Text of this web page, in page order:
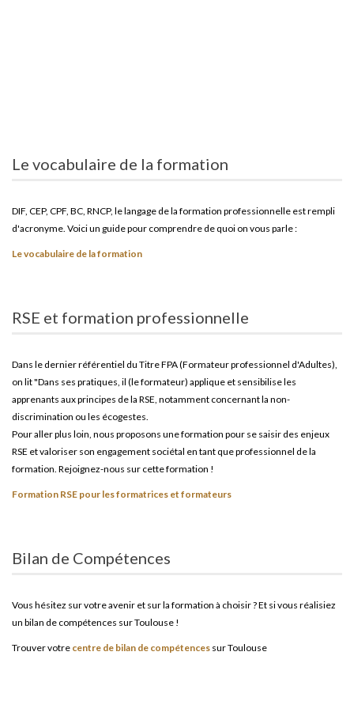
Le vocabulaire de la formation
DIF, CEP, CPF, BC, RNCP, le langage de la formation professionnelle est rempli
d'acronyme. Voici un guide pour comprendre de quoi on vous parle :
Le vocabulaire de la formation
RSE et formation professionnelle
Dans le dernier référentiel du Titre FPA (Formateur professionnel d'Adultes),
on lit "Dans ses pratiques, il (le formateur) applique et sensibilise les
apprenants aux principes de la RSE, notamment concernant la non-
discrimination ou les écogestes.
Pour aller plus loin, nous proposons une formation pour se saisir des enjeux
RSE et valoriser son engagement sociétal en tant que professionnel de la
formation. Rejoignez-nous sur cette formation !
Formation RSE pour les formatrices et formateurs
Bilan de Compétences
Vous hésitez sur votre avenir et sur la formation à choisir ? Et si vous réalisiez
un bilan de compétences sur Toulouse !
Trouver votre centre de bilan de compétences sur Toulouse